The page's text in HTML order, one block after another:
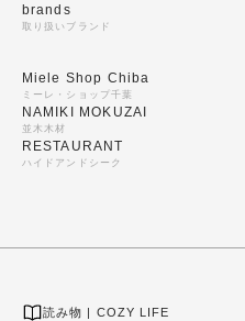
brands
取り扱いブランド
Miele Shop Chiba
ミーレ・ショップ千葉
NAMIKI MOKUZAI
並木木材
RESTAURANT
ハイドアンドシーク
読み物 | COZY LIFE